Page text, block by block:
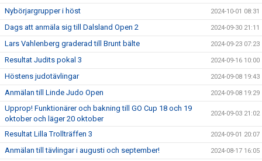
Nybörjargrupper i höst 2024-10-01 08:31
Dags att anmäla sig till Dalsland Open 2 2024-09-30 21:11
Lars Vahlenberg graderad till Brunt bälte 2024-09-23 07:23
Resultat Judits pokal 3 2024-09-16 10:00
Höstens judotävlingar 2024-09-08 19:43
Anmälan till Linde Judo Open 2024-09-08 19:29
Upprop! Funktionärer och bakning till GO Cup 18 och 19
oktober och läger 20 oktober
2024-09-03 21:02
Resultat Lilla Trollträffen 3 2024-09-01 20:07
Anmälan till tävlingar i augusti och september! 2024-08-17 16:05